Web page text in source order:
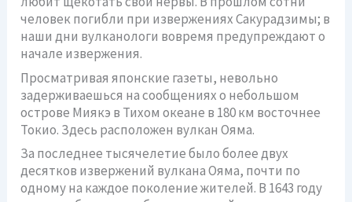
человек погибли при извержениях Сакурадзимы; в
наши дни вулканологи вовремя предупреждают о
начале извержения.
Просматривая японские газеты, невольно
задерживаешься на сообщениях о небольшом
острове Миякэ в Тихом океане в 180 км восточнее
Токио. Здесь расположен вулкан Ояма.
За последнее тысячелетие было более двух
десятков извержений вулкана Ояма, почти по
одному на каждое поколение жителей. В 1643 году